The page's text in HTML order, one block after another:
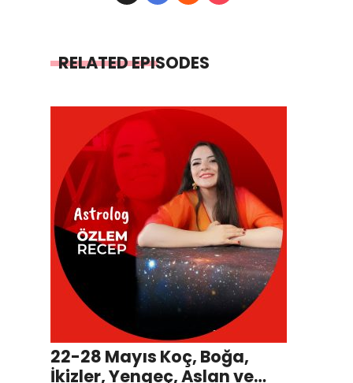
RELATED EPISODES
22-28 Mayıs Koç, Boğa,
İkizler, Yengeç, Aslan ve